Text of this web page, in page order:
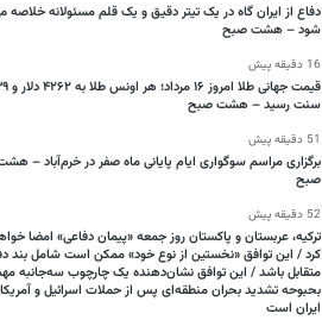
دفاع از ایران گاه در یک تیتر دقیق و یک قلم مسئولانه خلاصه
شود – هشت صبح
16 دقیقه پیش
قیمت جهانی طلا امروز
سنت رسید – هشت صبح
51 دقیقه پیش
برگزاری مراسم سوگواری ایام پایانی ماه صفر در خرم‌آباد –
صبح
52 دقیقه پیش
ترکیه، عربستان و پاکستان روز جمعه «پیمان دفاعی» امضا
کرد / این توافق «نخستین از نوع خود» ممکن است شامل بند
متقابل باشد / این توافق نشان‌دهنده یک چارچوب سه‌جانبه
بحبوحه تشدید بحران منطقه‌ای پس از حملات اسرائیل و
ایران است